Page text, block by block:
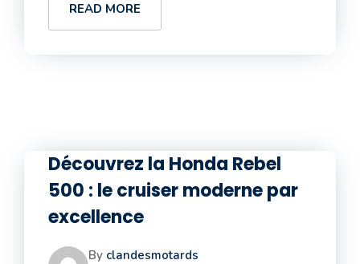
READ MORE
Découvrez la Honda Rebel
500 : le cruiser moderne par
excellence
By clandesmotards